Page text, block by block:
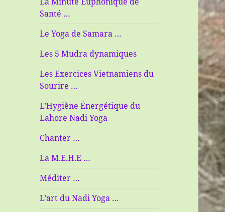
Santé …
Le Yoga de Samara …
Les 5 Mudra dynamiques
Les Exercices Vietnamiens du
Sourire …
L’Hygiène Énergétique du
Lahore Nadi Yoga
Chanter …
La M.E.H.E …
Méditer …
L’art du Nadi Yoga …